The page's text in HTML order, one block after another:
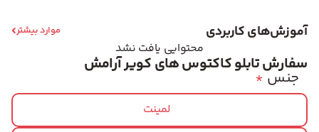
آموزش‌های کاربردی موارد بیشتر
محتوایی یافت نشد
سفارش تابلو کاکتوس های کویر آرامش
* جنس
لمینت